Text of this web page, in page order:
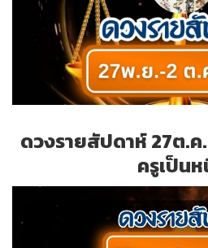
ดวงรายสัปดาห์ 27ต.
ครูเป็น